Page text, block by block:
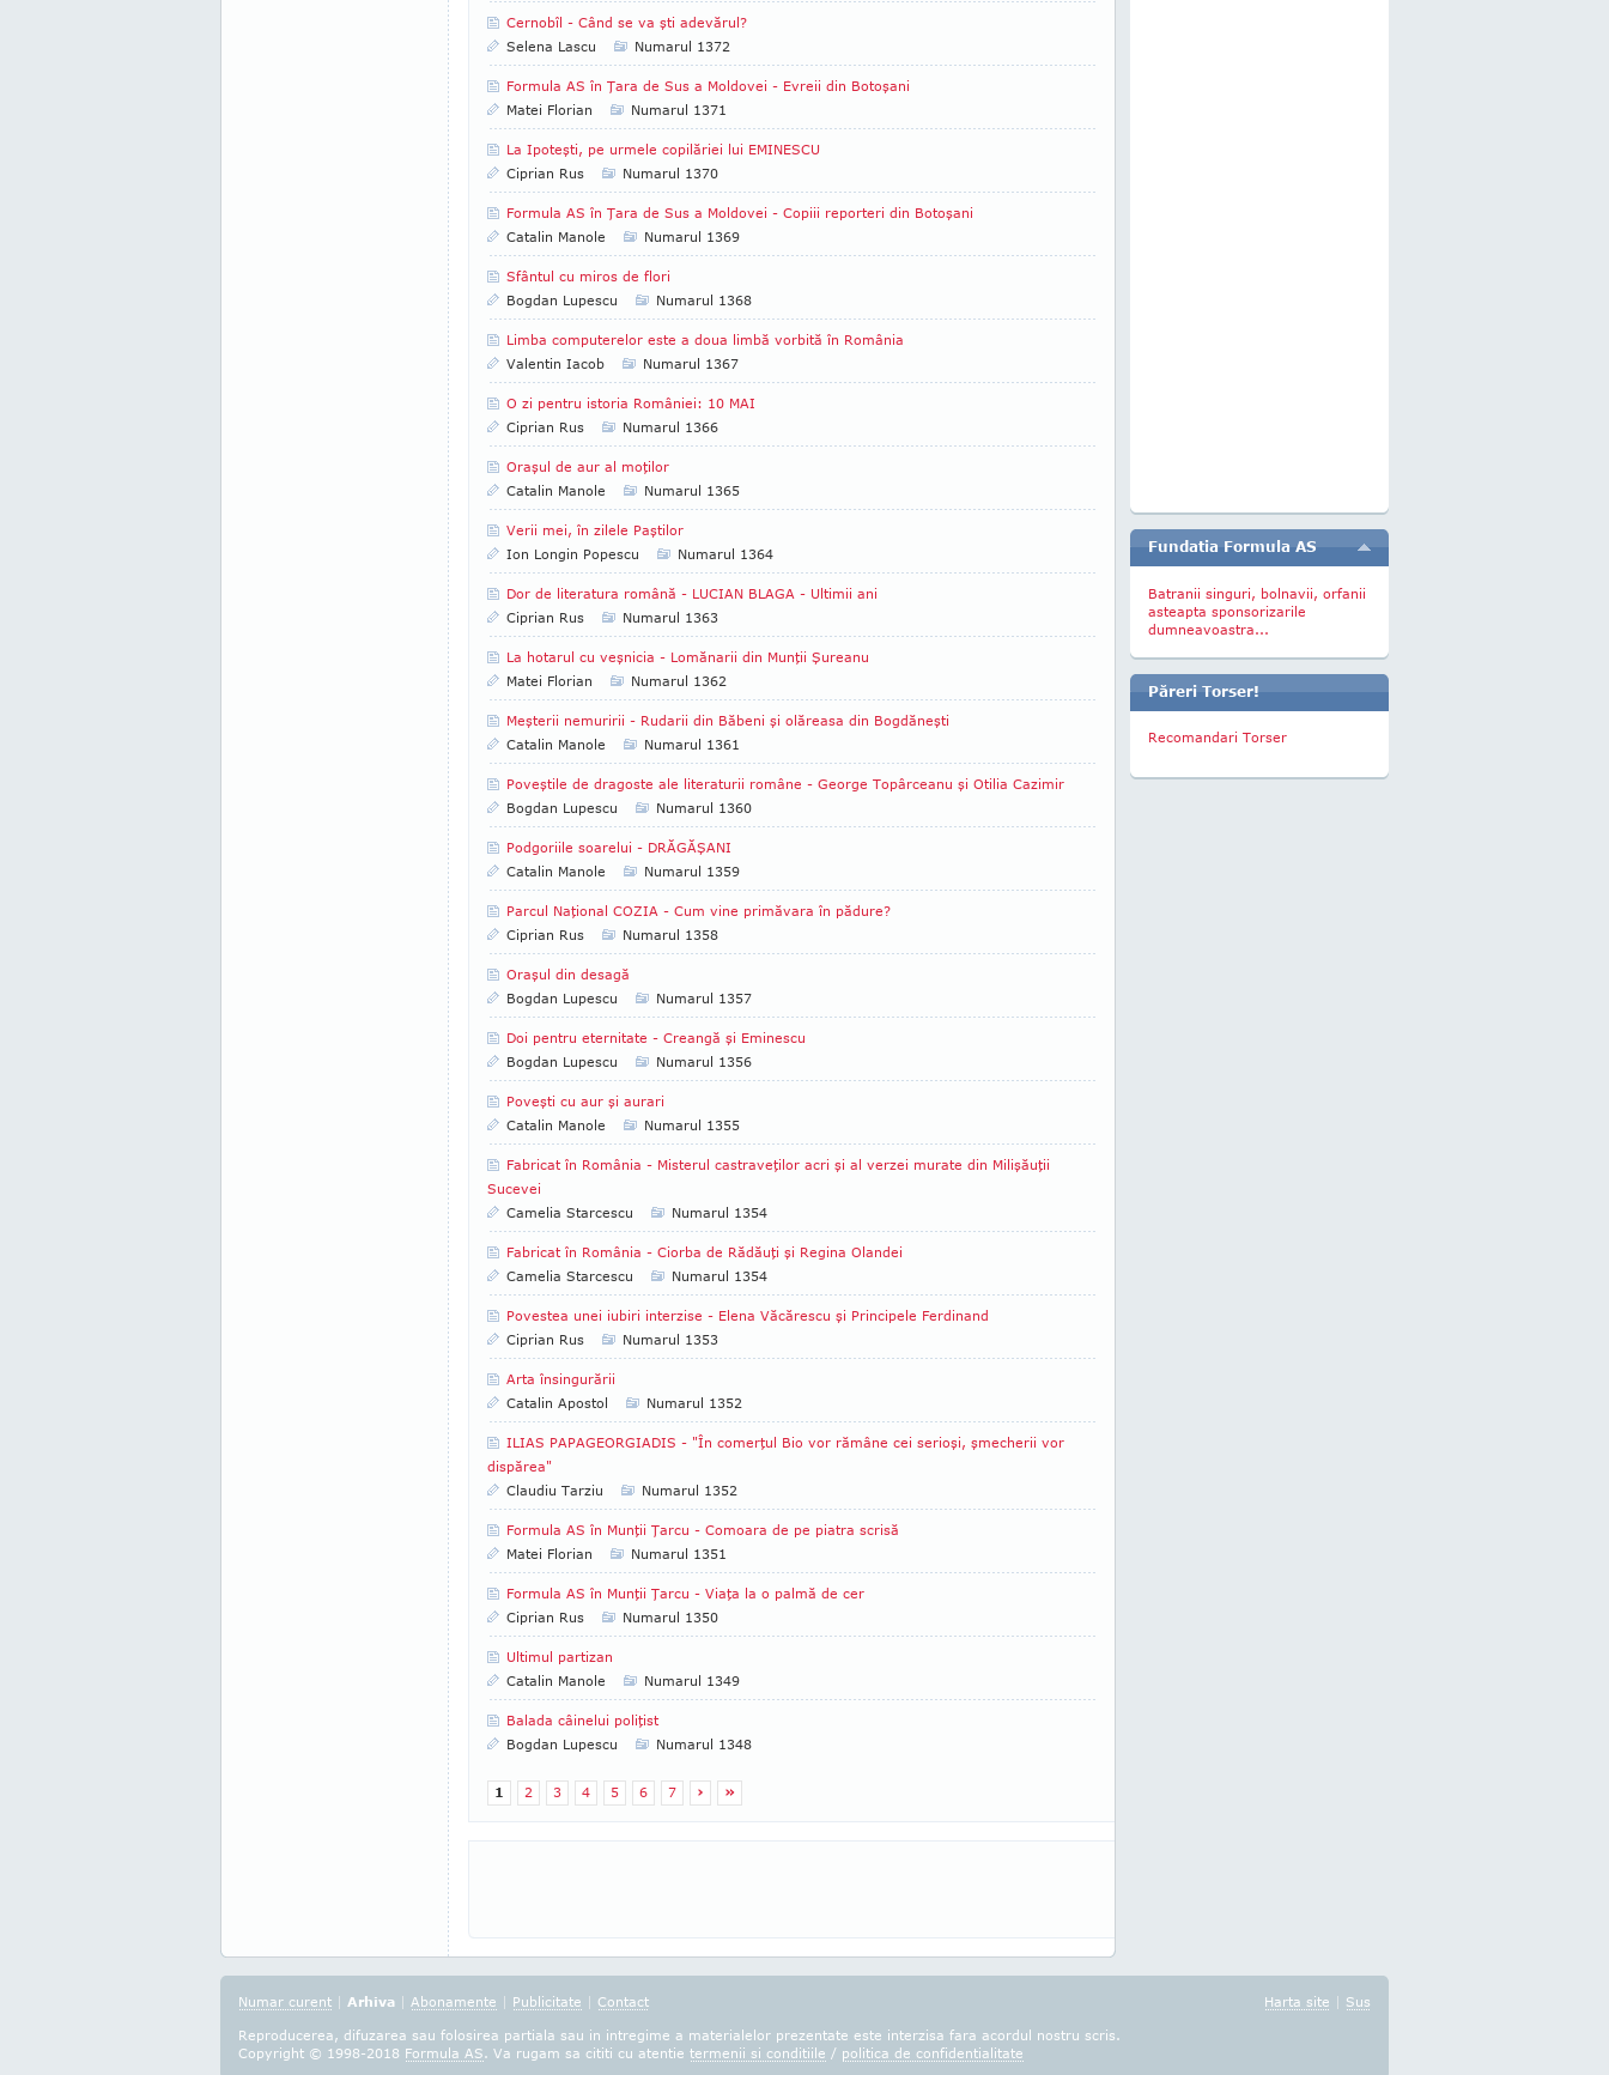
Cernobîl - Când se va şti adevărul?
Selena Lascu
Numarul 1372
Formula AS în Ţara de Sus a Moldovei - Evreii din Botoşani
Matei Florian
Numarul 1371
La Ipoteşti, pe urmele copilăriei lui EMINESCU
Ciprian Rus
Numarul 1370
Formula AS în Ţara de Sus a Moldovei - Copiii reporteri din Botoşani
Catalin Manole
Numarul 1369
Sfântul cu miros de flori
Bogdan Lupescu
Numarul 1368
Limba computerelor este a doua limbă vorbită în România
Valentin Iacob
Numarul 1367
O zi pentru istoria României: 10 MAI
Ciprian Rus
Numarul 1366
Oraşul de aur al moţilor
Catalin Manole
Numarul 1365
Verii mei, în zilele Paştilor
Ion Longin Popescu
Numarul 1364
Dor de literatura română - LUCIAN BLAGA - Ultimii ani
Ciprian Rus
Numarul 1363
La hotarul cu veşnicia - Lomănarii din Munţii Şureanu
Matei Florian
Numarul 1362
Meşterii nemuririi - Rudarii din Băbeni şi olăreasa din Bogdăneşti
Catalin Manole
Numarul 1361
Poveştile de dragoste ale literaturii române - George Topârceanu şi Otilia Cazimir
Bogdan Lupescu
Numarul 1360
Podgoriile soarelui - DRĂGĂŞANI
Catalin Manole
Numarul 1359
Parcul Naţional COZIA - Cum vine primăvara în pădure?
Ciprian Rus
Numarul 1358
Oraşul din desagă
Bogdan Lupescu
Numarul 1357
Doi pentru eternitate - Creangă şi Eminescu
Bogdan Lupescu
Numarul 1356
Poveşti cu aur şi aurari
Catalin Manole
Numarul 1355
Fabricat în România - Misterul castraveţilor acri şi al verzei murate din Milişăuţii
Sucevei
Camelia Starcescu
Numarul 1354
Fabricat în România - Ciorba de Rădăuţi şi Regina Olandei
Camelia Starcescu
Numarul 1354
Povestea unei iubiri interzise - Elena Văcărescu şi Principele Ferdinand
Ciprian Rus
Numarul 1353
Arta însingurării
Catalin Apostol
Numarul 1352
ILIAS PAPAGEORGIADIS - "În comerţul Bio vor rămâne cei serioşi, şmecherii vor
dispărea"
Claudiu Tarziu
Numarul 1352
Formula AS în Munţii Ţarcu - Comoara de pe piatra scrisă
Matei Florian
Numarul 1351
Formula AS în Munţii Ţarcu - Viaţa la o palmă de cer
Ciprian Rus
Numarul 1350
Ultimul partizan
Catalin Manole
Numarul 1349
Balada câinelui poliţist
Bogdan Lupescu
Numarul 1348
1 2 3 4 5 6 7 › »
Fundatia Formula AS
Batranii singuri, bolnavii, orfanii
asteapta sponsorizarile
dumneavoastra...
Păreri Torser!
Recomandari Torser
Harta site | Sus
Numar curent | Arhiva | Abonamente | Publicitate | Contact
Reproducerea, difuzarea sau folosirea partiala sau in intregime a materialelor prezentate este interzisa fara acordul nostru scris.
Copyright © 1998-2018 Formula AS. Va rugam sa cititi cu atentie termenii si conditiile / politica de confidentialitate